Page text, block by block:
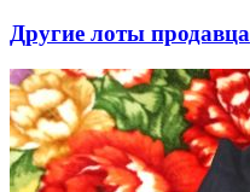
Другие лоты продавца